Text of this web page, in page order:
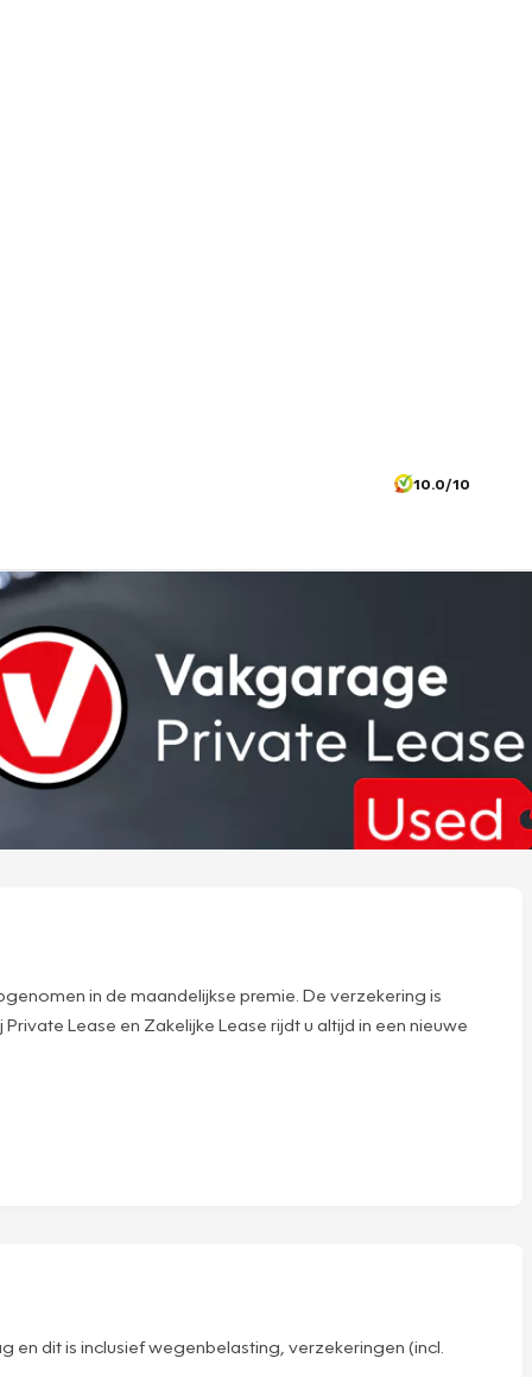
10.0/10
in de maandelijkse premie. De verzekering is
Lease en Zakelijke Lease rijdt u altijd in een nieuwe
dit is inclusief wegenbelasting, verzekeringen (incl.